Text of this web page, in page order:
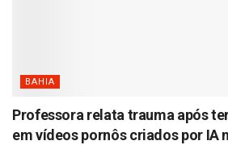
BAHIA
Professora relata trauma após
em vídeos pornôs criados por IA